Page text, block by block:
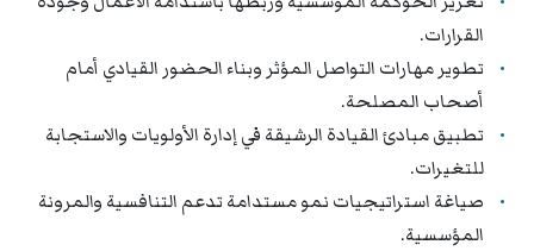
القرارات.
تطوير مهارات التواصل المؤثر وبناء الحضور القيادي أمام
أصحاب المصلحة.
تطبيق مبادئ القيادة الرشيقة في إدارة الأولويات والاستجابة
للتغيرات.
صياغة استراتيجيات نمو مستدامة تدعم التنافسية والمرونة
المؤسسية.